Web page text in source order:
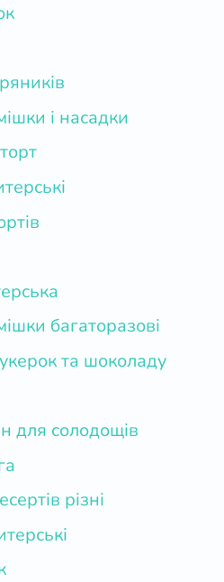
і насадки
багаторазові
та шоколаду
для солодощів
різні